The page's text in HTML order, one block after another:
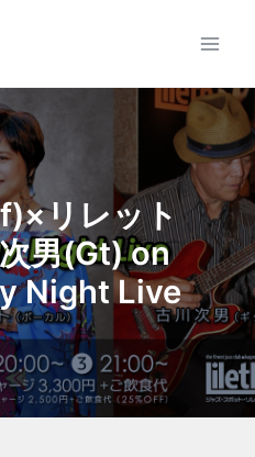
リレット
男(Gt) on
Night Live